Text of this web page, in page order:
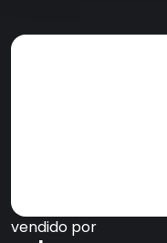
vendido por